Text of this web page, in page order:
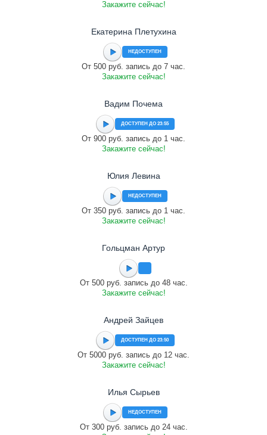
Закажите сейчас!
Екатерина Плетухина
НЕДОСТУПЕН
От 500 руб. запись до 7 час.
Закажите сейчас!
Вадим Почема
ДОСТУПЕН ДО 23:55
От 900 руб. запись до 1 час.
Закажите сейчас!
Юлия Левина
НЕДОСТУПЕН
От 350 руб. запись до 1 час.
Закажите сейчас!
Гольцман Артур
От 500 руб. запись до 48 час.
Закажите сейчас!
Андрей Зайцев
ДОСТУПЕН ДО 23:50
От 5000 руб. запись до 12 час.
Закажите сейчас!
Илья Сырьев
НЕДОСТУПЕН
От 300 руб. запись до 24 час.